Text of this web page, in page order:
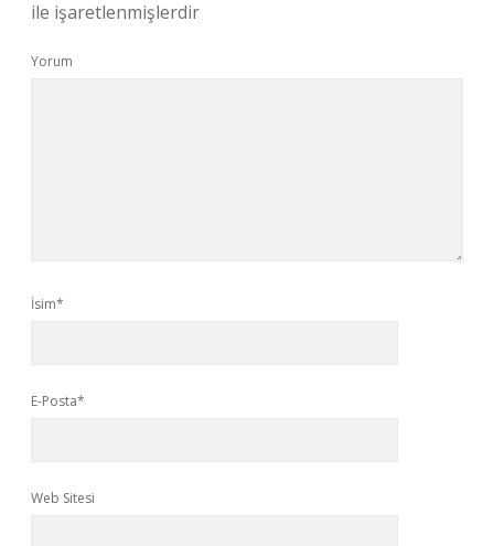
ile işaretlenmişlerdir
Yorum
İsim*
E-Posta*
Web Sitesi